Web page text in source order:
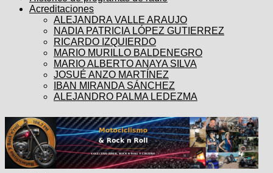
Acreditaciones
ALEJANDRA VALLE ARAUJO
NADIA PATRICIA LÓPEZ GUTIERREZ
RICARDO IZQUIERDO
MARIO MURILLO BALDENEGRO
MARIO ALBERTO ANAYA SILVA
JOSUÉ ANZO MARTÍNEZ
IBAN MIRANDA SÁNCHEZ
ALEJANDRO PALMA LEDEZMA